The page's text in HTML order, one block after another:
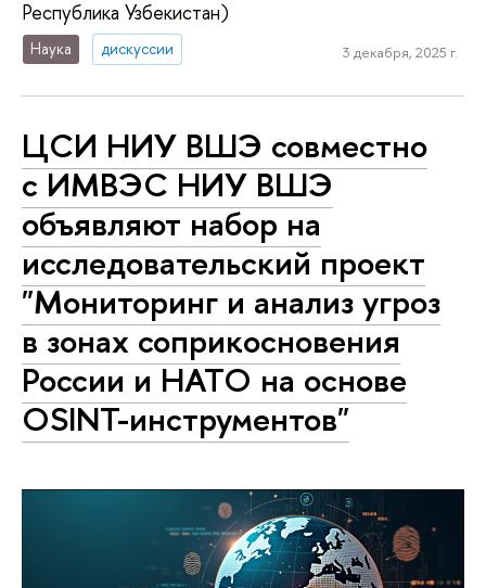
Республика Узбекистан)
Наука дискуссии 3 декабря, 2025 г.
ЦСИ НИУ ВШЭ совместно
с ИМВЭС НИУ ВШЭ
объявляют набор на
исследовательский проект
"Мониторинг и анализ угроз
в зонах соприкосновения
России и НАТО на основе
OSINT-инструментов"